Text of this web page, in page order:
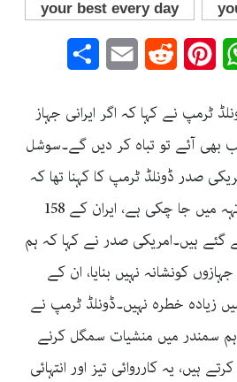
WhatsApp
Pinterest
Reddit
Email
ٹرمپ نے کہا کہ اگر ایرانی جہاز
بھی آئے تو تباہ کر دیں گے۔سوشل
صدر ڈونلڈ ٹرمپ کا کہنا تھا کہ
ایرانی بحریہ سمندر کی تہہ میں جا چکی ہے، ایران کے 158
گئے ہیں۔امریکی صدر نے کہا کہ ہم
کونشانہ نہیں بنایا، ان کے
خطرہ نہیں۔ڈونلڈ ٹرمپ نے
سمندر میں منشیات سمگل کرنے
ہیں، یہ کارروائی تیز اور انتہائی